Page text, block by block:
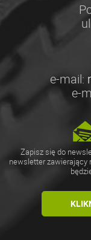
e-mail:
e-
Zapisz się do
newsletter zawierający